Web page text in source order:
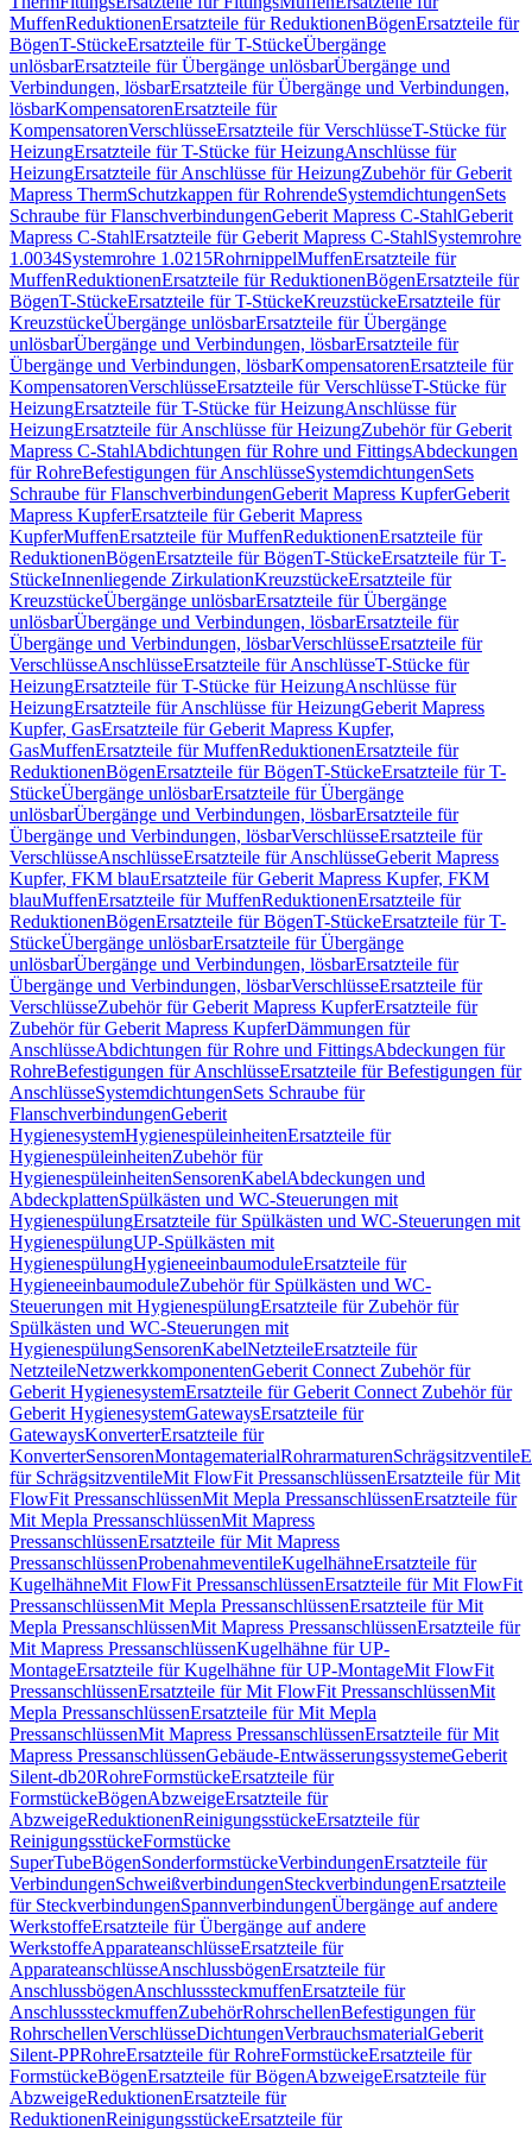
MuffenReduktionenErsatzteile für ReduktionenBögenErsatzteile für
BögenT-StückeErsatzteile für T-StückeÜbergänge
unlösbarErsatzteile für Übergänge unlösbarÜbergänge und
Verbindungen, lösbarErsatzteile für Übergänge und Verbindungen,
lösbarKompensatorenErsatzteile für
KompensatorenVerschlüsseErsatzteile für VerschlüsseT-Stücke für
HeizungErsatzteile für T-Stücke für HeizungAnschlüsse für
HeizungErsatzteile für Anschlüsse für HeizungZubehör für Geberit
Mapress ThermSchutzkappen für RohrendeSystemdichtungenSets
Schraube für FlanschverbindungenGeberit Mapress C-StahlGeberit
Mapress C-StahlErsatzteile für Geberit Mapress C-StahlSystemrohre
1.0034Systemrohre 1.0215RohrnippelMuffenErsatzteile für
MuffenReduktionenErsatzteile für ReduktionenBögenErsatzteile für
BögenT-StückeErsatzteile für T-StückeKreuzstückeErsatzteile für
KreuzstückeÜbergänge unlösbarErsatzteile für Übergänge
unlösbarÜbergänge und Verbindungen, lösbarErsatzteile für
Übergänge und Verbindungen, lösbarKompensatorenErsatzteile für
KompensatorenVerschlüsseErsatzteile für VerschlüsseT-Stücke für
HeizungErsatzteile für T-Stücke für HeizungAnschlüsse für
HeizungErsatzteile für Anschlüsse für HeizungZubehör für Geberit
Mapress C-StahlAbdichtungen für Rohre und FittingsAbdeckungen
für RohreBefestigungen für AnschlüsseSystemdichtungenSets
Schraube für FlanschverbindungenGeberit Mapress KupferGeberit
Mapress KupferErsatzteile für Geberit Mapress
KupferMuffenErsatzteile für MuffenReduktionenErsatzteile für
ReduktionenBögenErsatzteile für BögenT-StückeErsatzteile für T-
StückeInnenliegende ZirkulationKreuzstückeErsatzteile für
KreuzstückeÜbergänge unlösbarErsatzteile für Übergänge
unlösbarÜbergänge und Verbindungen, lösbarErsatzteile für
Übergänge und Verbindungen, lösbarVerschlüsseErsatzteile für
VerschlüsseAnschlüsseErsatzteile für AnschlüsseT-Stücke für
HeizungErsatzteile für T-Stücke für HeizungAnschlüsse für
HeizungErsatzteile für Anschlüsse für HeizungGeberit Mapress
Kupfer, GasErsatzteile für Geberit Mapress Kupfer,
GasMuffenErsatzteile für MuffenReduktionenErsatzteile für
ReduktionenBögenErsatzteile für BögenT-StückeErsatzteile für T-
StückeÜbergänge unlösbarErsatzteile für Übergänge
unlösbarÜbergänge und Verbindungen, lösbarErsatzteile für
Übergänge und Verbindungen, lösbarVerschlüsseErsatzteile für
VerschlüsseAnschlüsseErsatzteile für AnschlüsseGeberit Mapress
Kupfer, FKM blauErsatzteile für Geberit Mapress Kupfer, FKM
blauMuffenErsatzteile für MuffenReduktionenErsatzteile für
ReduktionenBögenErsatzteile für BögenT-StückeErsatzteile für T-
StückeÜbergänge unlösbarErsatzteile für Übergänge
unlösbarÜbergänge und Verbindungen, lösbarErsatzteile für
Übergänge und Verbindungen, lösbarVerschlüsseErsatzteile für
VerschlüsseZubehör für Geberit Mapress KupferErsatzteile für
Zubehör für Geberit Mapress KupferDämmungen für
AnschlüsseAbdichtungen für Rohre und FittingsAbdeckungen für
RohreBefestigungen für AnschlüsseErsatzteile für Befestigungen für
AnschlüsseSystemdichtungenSets Schraube für
FlanschverbindungenGeberit
HygienesystemHygienespüleinheitenErsatzteile für
HygienespüleinheitenZubehör für
HygienespüleinheitenSensorenKabelAbdeckungen und
AbdeckplattenSpülkästen und WC-Steuerungen mit
HygienespülungErsatzteile für Spülkästen und WC-Steuerungen mit
HygienespülungUP-Spülkästen mit
HygienespülungHygieneeinbaumoduleErsatzteile für
HygieneeinbaumoduleZubehör für Spülkästen und WC-
Steuerungen mit HygienespülungErsatzteile für Zubehör für
Spülkästen und WC-Steuerungen mit
HygienespülungSensorenKabelNetzteileErsatzteile für
NetzteileNetzwerkkomponentenGeberit Connect Zubehör für
Geberit HygienesystemErsatzteile für Geberit Connect Zubehör für
Geberit HygienesystemGatewaysErsatzteile für
GatewaysKonverterErsatzteile für
KonverterSensorenMontagematerialRohrarmaturenSchrägsitzventile
für SchrägsitzventileMit FlowFit PressanschlüssenErsatzteile für Mit
FlowFit PressanschlüssenMit Mepla PressanschlüssenErsatzteile für
Mit Mepla PressanschlüssenMit Mapress
PressanschlüssenErsatzteile für Mit Mapress
PressanschlüssenProbenahmeventileKugelhähneErsatzteile für
KugelhähneMit FlowFit PressanschlüssenErsatzteile für Mit FlowFit
PressanschlüssenMit Mepla PressanschlüssenErsatzteile für Mit
Mepla PressanschlüssenMit Mapress PressanschlüssenErsatzteile für
Mit Mapress PressanschlüssenKugelhähne für UP-
MontageErsatzteile für Kugelhähne für UP-MontageMit FlowFit
PressanschlüssenErsatzteile für Mit FlowFit PressanschlüssenMit
Mepla PressanschlüssenErsatzteile für Mit Mepla
PressanschlüssenMit Mapress PressanschlüssenErsatzteile für Mit
Mapress PressanschlüssenGebäude-EntwässerungssystemeGeberit
Silent-db20RohreFormstückeErsatzteile für
FormstückeBögenAbzweigeErsatzteile für
AbzweigeReduktionenReinigungsstückeErsatzteile für
ReinigungsstückeFormstücke
SuperTubeBögenSonderformstückeVerbindungenErsatzteile für
VerbindungenSchweißverbindungenSteckverbindungenErsatzteile
für SteckverbindungenSpannverbindungenÜbergänge auf andere
WerkstoffeErsatzteile für Übergänge auf andere
WerkstoffeApparateanschlüsseErsatzteile für
ApparateanschlüsseAnschlussbögenErsatzteile für
AnschlussbögenAnschlusssteckmuffenErsatzteile für
AnschlusssteckmuffenZubehörRohrschellenBefestigungen für
RohrschellenVerschlüsseDichtungenVerbrauchsmaterialGeberit
Silent-PPRohreErsatzteile für RohreFormstückeErsatzteile für
FormstückeBögenErsatzteile für BögenAbzweigeErsatzteile für
AbzweigeReduktionenErsatzteile für
ReduktionenReinigungsstückeErsatzteile für